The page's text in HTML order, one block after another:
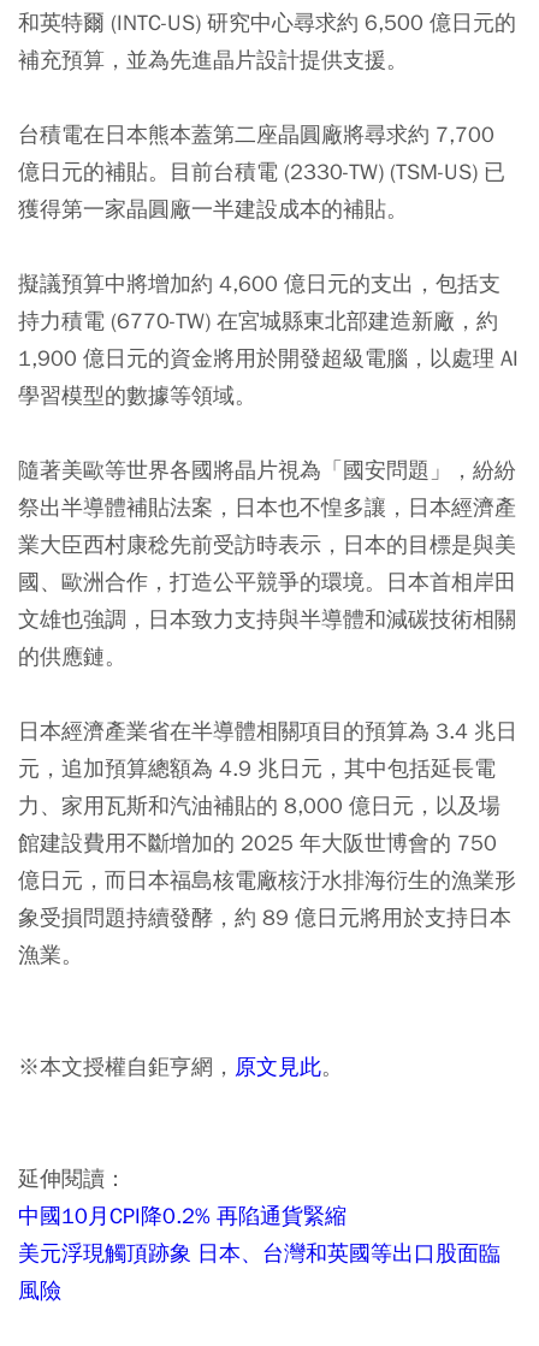
和英特爾 (INTC-US) 研究中心尋求約 6,500 億日元的
補充預算，並為先進晶片設計提供支援。
台積電在日本熊本蓋第二座晶圓廠將尋求約 7,700
億日元的補貼。目前台積電 (2330-TW) (TSM-US) 已
獲得第一家晶圓廠一半建設成本的補貼。
擬議預算中將增加約 4,600 億日元的支出，包括支
持力積電 (6770-TW) 在宮城縣東北部建造新廠，約
1,900 億日元的資金將用於開發超級電腦，以處理 AI
學習模型的數據等領域。
隨著美歐等世界各國將晶片視為「國安問題」，紛紛
祭出半導體補貼法案，日本也不惶多讓，日本經濟產
業大臣西村康稔先前受訪時表示，日本的目標是與美
國、歐洲合作，打造公平競爭的環境。日本首相岸田
文雄也強調，日本致力支持與半導體和減碳技術相關
的供應鏈。
日本經濟產業省在半導體相關項目的預算為 3.4 兆日
元，追加預算總額為 4.9 兆日元，其中包括延長電
力、家用瓦斯和汽油補貼的 8,000 億日元，以及場
館建設費用不斷增加的 2025 年大阪世博會的 750
億日元，而日本福島核電廠核汙水排海衍生的漁業形
象受損問題持續發酵，約 89 億日元將用於支持日本
漁業。
※本文授權自鉅亨網， 原文見此。
延伸閱讀：
中國10月CPI降0.2% 再陷通貨緊縮
美元浮現觸頂跡象 日本、台灣和英國等出口股面臨
風險